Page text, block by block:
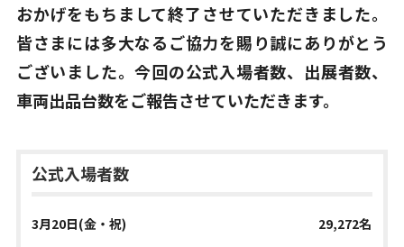
おかげをもちまして終了させていただきました。
皆さまには多大なるご協力を賜り誠にありがとう
ございました。今回の公式入場者数、出展者数、
車両出品台数をご報告させていただきます。
公式入場者数
3月20日(金・祝)
29,272名